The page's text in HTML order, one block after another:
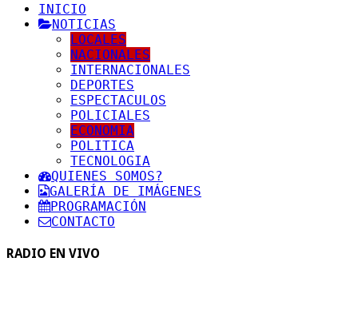
INICIO
NOTICIAS
LOCALES
NACIONALES
INTERNACIONALES
DEPORTES
ESPECTACULOS
POLICIALES
ECONOMIA
POLITICA
TECNOLOGIA
QUIENES SOMOS?
GALERÍA DE IMÁGENES
PROGRAMACIÓN
CONTACTO
RADIO EN VIVO